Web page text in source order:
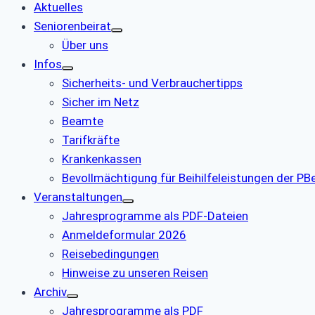
Aktuelles
Seniorenbeirat
Über uns
Infos
Sicherheits- und Verbrauchertipps
Sicher im Netz
Beamte
Tarifkräfte
Krankenkassen
Bevollmächtigung für Beihilfeleistungen der
Veranstaltungen
Jahresprogramme als PDF-Dateien
Anmeldeformular 2026
Reisebedingungen
Hinweise zu unseren Reisen
Archiv
Jahresprogramme als PDF